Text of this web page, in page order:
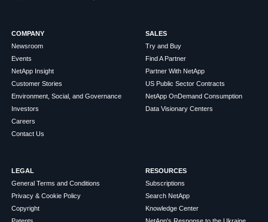
COMPANY
Newsroom
Events
NetApp Insight
Customer Stories
Environment, Social, and Governance
Investors
Careers
Contact Us
SALES
Try and Buy
Find A Partner
Partner With NetApp
US Public Sector Contracts
NetApp OnDemand Consumption
Data Visionary Centers
LEGAL
General Terms and Conditions
Privacy & Cookie Policy
Copyright
RESOURCES
Subscriptions
Search NetApp
Knowledge Center